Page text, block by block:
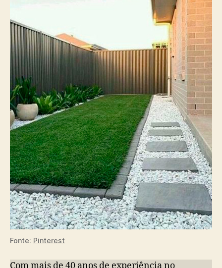
Fonte: Pinterest
Com mais de 40 anos de experiência no